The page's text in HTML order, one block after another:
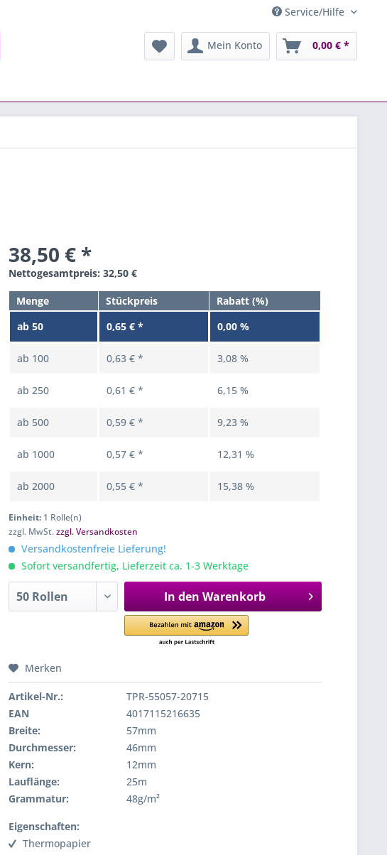
Service/Hilfe
Mein Konto 0,00 € *
38,50 € *
Nettogesamtpreis: 32,50 €
Menge Stückpreis
Rabatt (%)
ab50 0,65 € * 0,00 %
ab 100 0,63 € * 3,08 %
ab250 0,61 € * 6,15 %
ab 500 0,59 € * 9,23 %
ab 1000 0,57 € * 12,31 %
ab2000 0,55 € * 15,38 %
Einheit: 1 Rolle(n)
zzgl. MwSt.zzgl. Versandkosten
Versandkostenfreie Lieferung!
Sofort versandfertig, Lieferzeit ca. 1-3 Werktage
In den Warenkorb
Merken
Artikel-Nr.:
TPR-55057-20715
EAN
4017115216635
Breite:
57mm
Durchmesser:
46mm
Kern:
12mm
Lauflänge:
25m
Grammatur:
48g/m²
Eigenschaften:
Thermopapier